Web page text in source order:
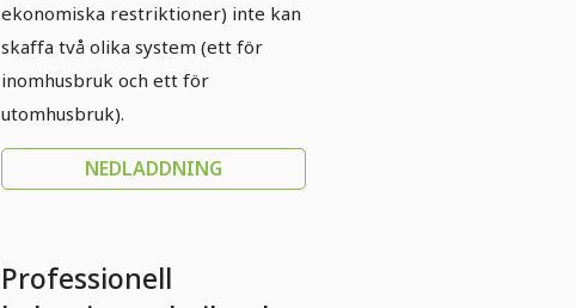
ekonomiska restriktioner) inte kan
skaffa två olika system (ett för
inomhusbruk och ett för
utomhusbruk).
NEDLADDNING
Professionell